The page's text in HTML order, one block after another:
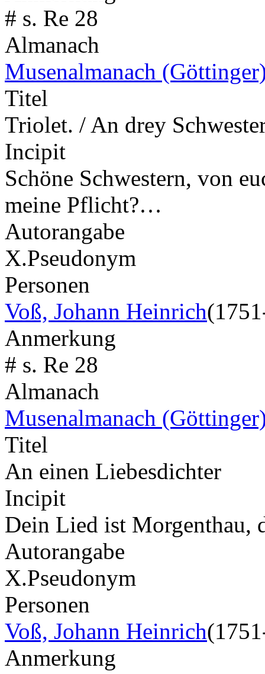
# s. Re 28
Almanach
Musenalmanach
Titel
Triolet. / An drey
Incipit
Schöne Schwestern, von
meine Pflicht?…
Autorangabe
X.Pseudonym
Personen
Voß, Johann Heinrich
Anmerkung
# s. Re 28
Almanach
Musenalmanach
Titel
An einen Liebesdichter
Incipit
Dein Lied ist
Autorangabe
X.Pseudonym
Personen
Voß, Johann Heinrich
Anmerkung